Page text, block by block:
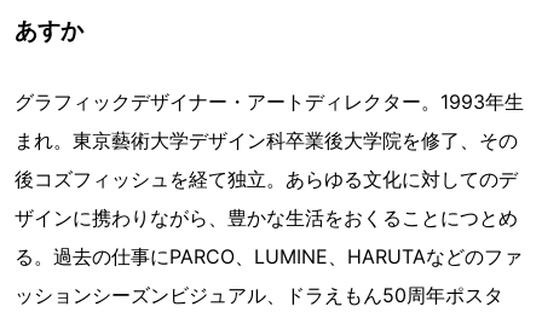
あすか
グラフィックデザイナー・アートディレクター。1993年生
まれ。東京藝術大学デザイン科卒業後大学院を修了、その
後コズフィッシュを経て独立。あらゆる文化に対してのデ
ザインに携わりながら、豊かな生活をおくることにつとめ
る。過去の仕事にPARCO、LUMINE、HARUTAなどのファ
ッションシーズンビジュアル、ドラえもん50周年ポスタ